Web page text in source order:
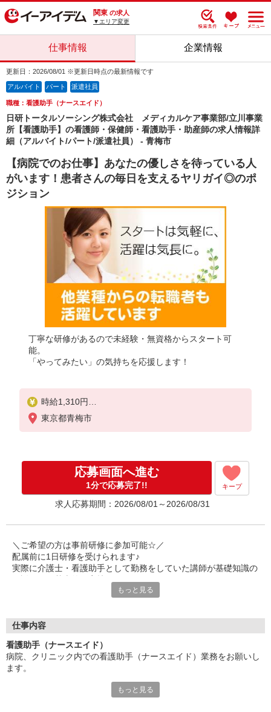
関東 の求人
▼エリア変更
仕事情報 企業情報
更新日：2026/08/01 ※更新日時点の最新情報です
アルバイト パート 派遣社員
職種：看護助手（ナースエイド）
日研トータルソーシング株式会社 メディカルケア事業部/立川事業
所【看護助手】の看護師・保健師・看護助手・助産師の求人情報詳
細（アルバイト/パート/派遣社員） - 青梅市
【病院でのお仕事】あなたの優しさを待っている人
がいます！患者さんの毎日を支えるヤリガイ◎のポ
ジション
丁寧な研修があるので未経験・無資格からスタート可
能。
「やってみたい」の気持ちを応援します！
時給1,310円
★週払いOK（規定あり）
東京都青梅市
応募画面へ進む
1分で応募完了!! キープ
求人応募期間：2026/08/01～2026/08/31
＼ご希望の方は事前研修に参加可能☆／
配属前に1日研修を受けられます♪
実際に介護士・看護助手として勤務をしていた講師が基礎知識の
※時給：1,226円＋交通費（規定あり）支給あり
12-14）
誰かを支えたり、信頼関係を築いたり、
喜んでもらえたり・・・
人への思いやり、優しい気持ちを大切に働きたい方に
ぜひチャレンジしていただきたいお仕事です。
もっと見る
仕事内容
看護助手（ナースエイド）
病院、クリニック内での看護助手（ナースエイド）業務をお願いし
ます。
もっと見る